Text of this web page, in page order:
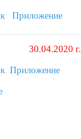
Приложение
30.04.2020 г.
Приложение